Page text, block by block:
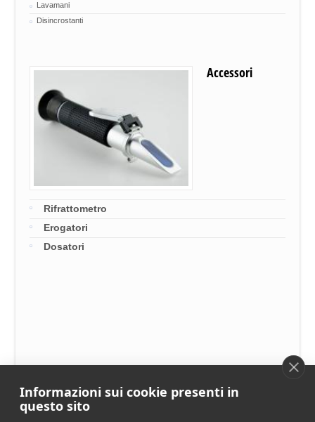
Lavamani
Disincrostanti
Accessori
Rifrattometro
Erogatori
Dosatori
Informazioni sui cookie presenti in
questo sito